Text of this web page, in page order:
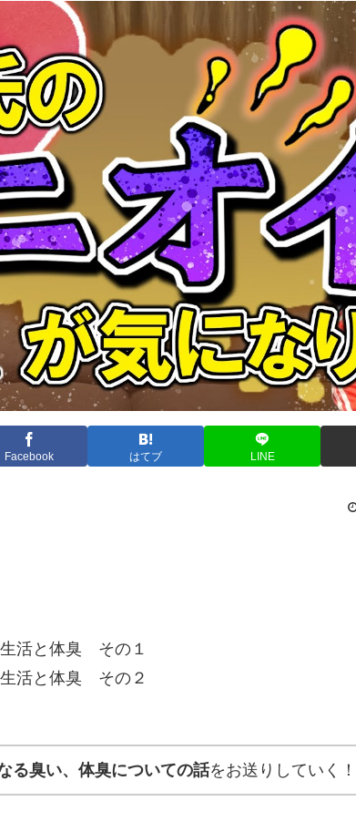
Facebook はてブ LINE
活と体臭 その１
活と体臭 その２
る臭い、体臭についての話をお送りしていく！